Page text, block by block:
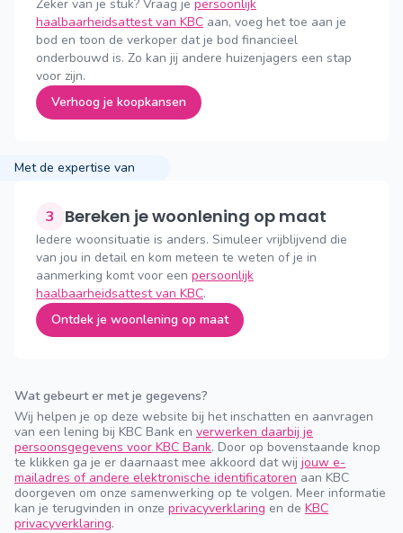
Zeker van je stuk? Vraag je persoonlijk
haalbaarheidsattest van KBC aan, voeg het toe aan je
bod en toon de verkoper dat je bod financieel
onderbouwd is. Zo kan jij andere huizenjagers een stap
voor zijn.
Verhoog je koopkansen
Met de expertise van
3 Bereken je woonlening op maat
Iedere woonsituatie is anders. Simuleer vrijblijvend die
van jou in detail en kom meteen te weten of je in
aanmerking komt voor een persoonlijk
haalbaarheidsattest van KBC.
Ontdek je woonlening op maat
Wat gebeurt er met je gegevens?
Wij helpen je op deze website bij het inschatten en aanvragen
van een lening bij KBC Bank en verwerken daarbij je
persoonsgegevens voor KBC Bank. Door op bovenstaande knop
te klikken ga je er daarnaast mee akkoord dat wij jouw e-
mailadres of andere elektronische identificatoren aan KBC
doorgeven om onze samenwerking op te volgen. Meer informatie
kan je terugvinden in onze privacyverklaring en de KBC
privacyverklaring.